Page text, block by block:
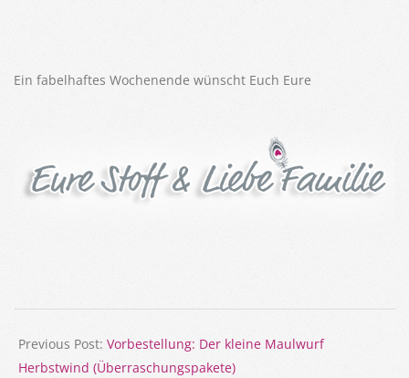
Ein fabelhaftes Wochenende wünscht Euch Eure
08-
27
Previous Post: Vorbestellung: Der kleine Maulwurf
Herbstwind (Überraschungspakete)